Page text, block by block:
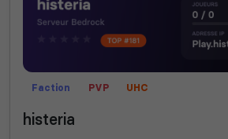
Faction PVP UHC
histeria